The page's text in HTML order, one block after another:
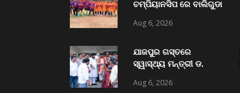
ଚମ୍ପିୟାନସିପ ରେ ବାଲିଗୁଡା
Aug 6, 2026
ଯାଜପୁର ଗସ୍ତରେ
ସ୍ୱାସ୍ଥ୍ୟ ମନ୍ତ୍ରୀ ଡ.
ପରବର୍ତ୍ତୀ ସ୍ୱାସ୍ଥ୍ୟସେବା
Aug 6, 2026